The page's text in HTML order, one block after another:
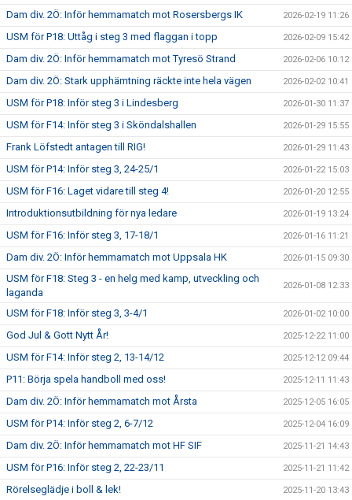
Dam div. 2Ö: Inför hemmamatch mot Rosersbergs IK 2026-02-19 11:26
USM för P18: Uttåg i steg 3 med flaggan i topp 2026-02-09 15:42
Dam div. 2Ö: Inför hemmamatch mot Tyresö Strand 2026-02-06 10:12
Dam div. 2Ö: Stark upphämtning räckte inte hela vägen 2026-02-02 10:41
USM för P18: Inför steg 3 i Lindesberg 2026-01-30 11:37
USM för F14: Inför steg 3 i Sköndalshallen 2026-01-29 15:55
Frank Löfstedt antagen till RIG! 2026-01-29 11:43
USM för P14: Inför steg 3, 24-25/1 2026-01-22 15:03
USM för F16: Laget vidare till steg 4! 2026-01-20 12:55
Introduktionsutbildning för nya ledare 2026-01-19 13:24
USM för F16: Inför steg 3, 17-18/1 2026-01-16 11:21
Dam div. 2Ö: Inför hemmamatch mot Uppsala HK 2026-01-15 09:30
USM för F18: Steg 3 - en helg med kamp, utveckling och
laganda
2026-01-08 12:33
USM för F18: Inför steg 3, 3-4/1 2026-01-02 10:00
God Jul & Gott Nytt År! 2025-12-22 11:00
USM för F14: Inför steg 2, 13-14/12 2025-12-12 09:44
P11: Börja spela handboll med oss! 2025-12-11 11:43
Dam div. 2Ö: Inför hemmamatch mot Årsta 2025-12-05 16:05
USM för P14: Inför steg 2, 6-7/12 2025-12-04 16:09
Dam div. 2Ö: Inför hemmamatch mot HF SIF 2025-11-21 14:43
USM för P16: Inför steg 2, 22-23/11 2025-11-21 11:42
Rörelseglädje i boll & lek! 2025-11-20 13:43